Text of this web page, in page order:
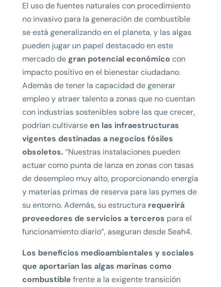
El uso de fuentes naturales con procedimiento
no invasivo para la generación de combustible
se está generalizando en el planeta, y las algas
pueden jugar un papel destacado en este
mercado de gran potencial económico con
impacto positivo en el bienestar ciudadano.
Además de tener la capacidad de generar
empleo y atraer talento a zonas que no cuentan
con industrias sostenibles sobre las que crecer,
podrían cultivarseen las infraestructuras
vigentes destinadas a negocios fósiles
obsoletos.“Nuestras instalaciones pueden
actuar como punta de lanza en zonas con tasas
de desempleo muy alto, proporcionando energía
y materias primas de reserva para las pymes de
su entorno. Además, su estructura requerirá
proveedores de servicios a terceros para el
funcionamiento diario”, aseguran desde Seah4.
Los beneficios medioambientales y sociales
que aportarían las algas marinas como
combustible frente a la exigente transición